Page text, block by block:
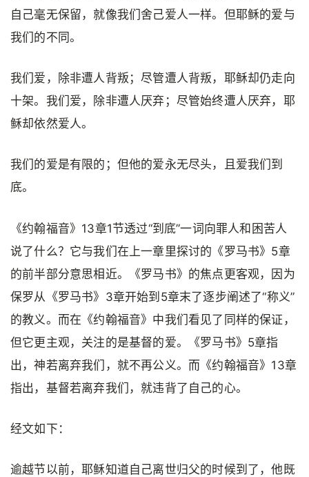
自己毫无保留，就像我们舍己爱人一样。但耶稣的爱与
我们的不同。
我们爱，除非遭人背叛；尽管遭人背叛，耶稣却仍走向
十架。我们爱，除非遭人厌弃；尽管始终遭人厌弃，耶
稣却依然爱人。
我们的爱是有限的；但他的爱永无尽头，且爱我们到
底。
《约翰福音》13章1节透过“到底”一词向罪人和困苦人
说了什么？它与我们在上一章里探讨的《罗马书》5章
的前半部分意思相近。《罗马书》的焦点更客观，因为
保罗从《罗马书》3章开始到5章末了逐步阐述了“称义”
的教义。而在《约翰福音》中我们看见了同样的保证，
但它更主观，关注的是基督的爱。《罗马书》5章指
出，神若离弃我们，就不再公义。而《约翰福音》13章
指出，基督若离弃我们，就违背了自己的心。
经文如下：
逾越节以前，耶稣知道自己离世归父的时候到了，他既